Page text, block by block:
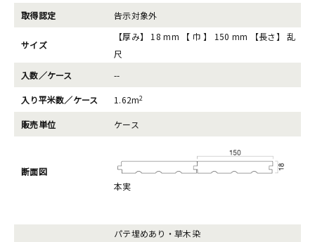
取得認定 告示対象外
サイズ
【厚み】 18 mm 【 巾 】 150 mm 【長さ】 乱
尺
入数／ケース
--
入り平米数／ケース 1.62m2
販売単位 ケース
断面図
本実
パテ埋めあり・草木染